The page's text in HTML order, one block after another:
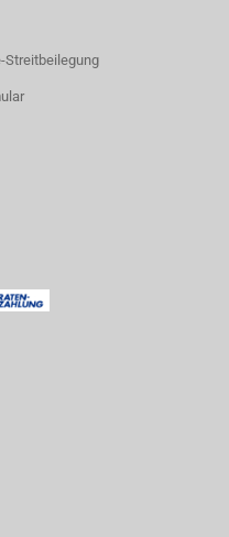
Streitbeilegung